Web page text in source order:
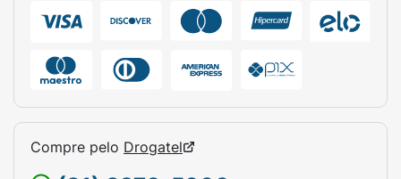
Compre pelo Drogatel